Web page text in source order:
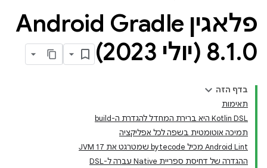
פלאגין Android Gradle
8.1.0 (יולי 2023)
בדף הזה
תאימות
‫Kotlin DSL היא ברירת המחדל להגדרת ה-build
תמיכה אוטומטית בשפה לכל אפליקציה
‫Android Lint מכיל bytecode שמטרגט את JVM 17
ההגדרה של דחיסת ספריית Native עברה ל-DSL